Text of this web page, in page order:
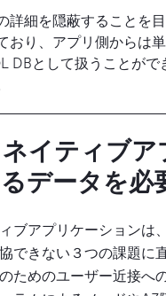
詳細を隠蔽することを
おり、アプリ側からは
DBとして扱うことがで
イティブ
データを必
ブアプリケーションは
できない３つの課題に
ためのユーザー近接へ